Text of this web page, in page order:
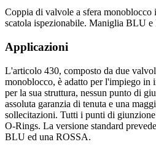
Coppia di valvole a sfera monoblocco
scatola ispezionabile. Maniglia BLU e
Applicazioni
L'articolo 430, composto da due
monoblocco, è adatto per l'impiego in
per la sua struttura, nessun punto di
assoluta garanzia di tenuta e una
sollecitazioni. Tutti i punti di
O-Rings. La versione standard
BLU ed una ROSSA.